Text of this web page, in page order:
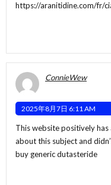
https://aranitidine.com/fr/
ConnieWew
2025年8月7日 6:11 AM
This website positively
about this subject and
buy generic dutasteride